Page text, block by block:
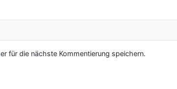
für die nächste Kommentierung speichern.